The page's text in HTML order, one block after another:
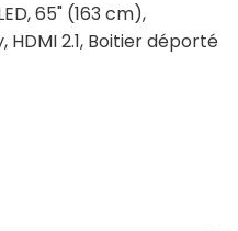
65" (163 cm),
HDMI 2.1, Boitier déporté